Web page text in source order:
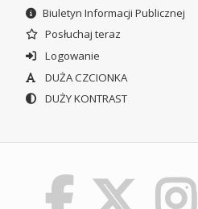
Biuletyn Informacji Publicznej
Posłuchaj teraz
Logowanie
DUŻA CZCIONKA
DUŻY KONTRAST